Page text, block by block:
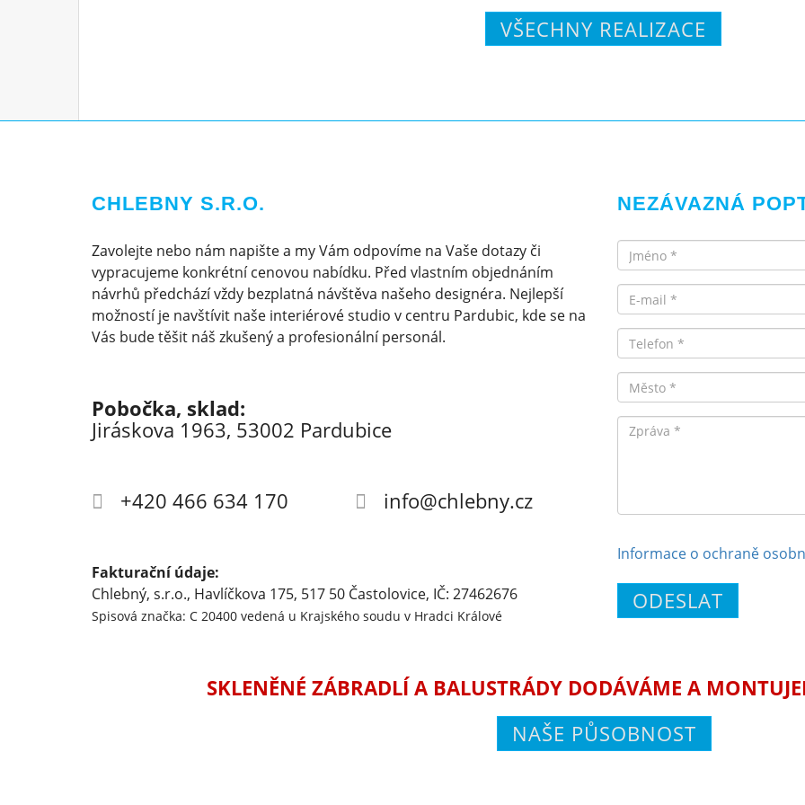
VŠECHNY REALIZACE
CHLEBNY S.R.O.
Zavolejte nebo nám napište a my Vám odpovíme na Vaše dotazy či
vypracujeme konkrétní cenovou nabídku. Před vlastním objednáním
návrhů předchází vždy bezplatná návštěva našeho designéra. Nejlepší
možností je navštívit naše interiérové studio v centru Pardubic, kde se na
Vás bude těšit náš zkušený a profesionální personál.
Pobočka, sklad:
Jiráskova 1963, 53002 Pardubice
+420 466 634 170 info@chlebny.cz
Fakturační údaje:
Chlebný, s.r.o., Havlíčkova 175, 517 50 Častolovice, IČ: 27462676
Spisová značka: C 20400 vedená u Krajského soudu v Hradci Králové
NEZÁVAZNÁ
Jméno
Email
Telefon
Město
Zpráva
Informace o ochraně
ODESLAT
SKLENĚNÉ ZÁBRADLÍ A BALUSTRÁDY DODÁVÁME A
NAŠE PŮSOBNOST